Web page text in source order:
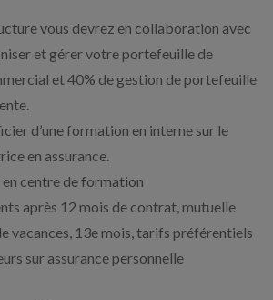
vous devrez en collaboration avec
et gérer votre portefeuille de
et 40% de gestion de portefeuille
d’une formation en interne sur le
en assurance.
centre de formation
après 12 mois de contrat, mutuelle
vacances, 13e mois, tarifs préférentiels
sur assurance personnelle